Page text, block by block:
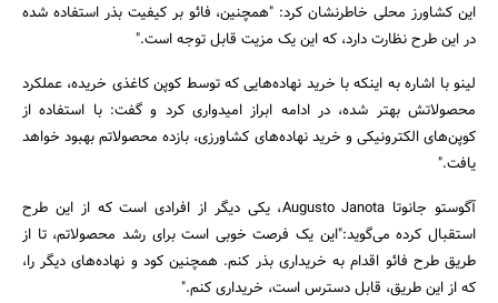
این کشاورز محلی خاطرنشان کرد: "همچنین، فائو بر کیفیت بذر استفاده شده
در این طرح نظارت دارد، که این یک مزیت قابل توجه است."
لینو با اشاره به اینکه با خرید نهاده‌هایی که توسط کوپن کاغذی خریده، عملکرد
محصولاتش بهتر شده، در ادامه ابراز امیدواری کرد و گفت: با استفاده از
کوپن‌های الکترونیکی و خرید نهاده‌های کشاورزی، بازده محصولاتم بهبود خواهد
یافت."
آگوستو جانوتا Augusto Janota، یکی دیگر از افرادی است که از این طرح
استقبال کرده می‌گوید:"این یک فرصت خوبی است برای رشد محصولاتم، ‌تا از
طریق طرح فائو اقدام به خریداری بذر کنم. همچنین کود و نهاده‌های دیگر را،
که از این طریق، قابل دسترس است، خریداری کنم."